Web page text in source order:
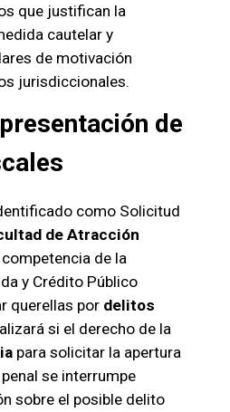
que justifican la
cautelar y
de motivación
jurisdiccionales.
presentación de
como Solicitud
de Atracción
de la
y Crédito Público
querellas por delitos
si el derecho de la
para solicitar la apertura
se interrumpe
sobre el posible delito